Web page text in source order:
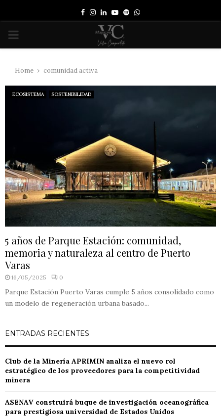
Facebook
Instagram
LinkedinYoutube
SpotifyWhatsapp
PRIMARY
Home comunidad activa
ECOSISTEMA SOSTENIBILIDAD
5 años de Parque Estación: comunidad,
memoria y naturaleza al centro de Puerto
Varas
16/05/2025 0
Parque Estación Puerto Varas cumple 5 años consolidado como
un modelo de regeneración urbana basado...
ENTRADAS RECIENTES
Club de la Minería APRIMIN analiza el nuevo rol
estratégico de los proveedores para la competitividad
minera
ASENAV construirá buque de investigación oceanográfica
para prestigiosa universidad de Estados Unidos